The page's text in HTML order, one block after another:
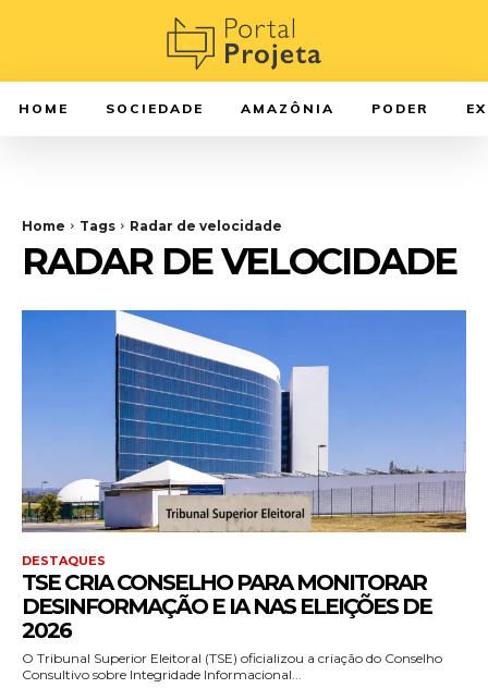
HOME SOCIEDADE AMAZÔNIA PODER
Home Tags Radar de velocidade
RADAR DE VELOCIDADE
DESTAQUES
TSE CRIA CONSELHO PARA MONITORAR
DESINFORMAÇÃO E IA NAS ELEIÇÕES DE
2026
O Tribunal Superior Eleitoral (TSE) oficializou a criação do Conselho
Consultivo sobre Integridade Informacional...